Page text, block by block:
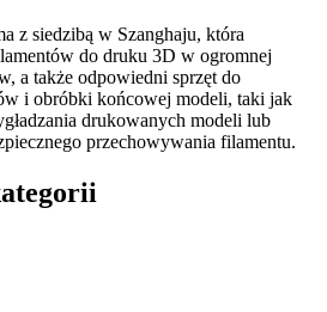
z siedzibą w Szanghaju, która
do druku 3D w ogromnej
a także odpowiedni sprzęt do
i obróbki końcowej modeli, taki jak
drukowanych modeli lub
przechowywania filamentu.